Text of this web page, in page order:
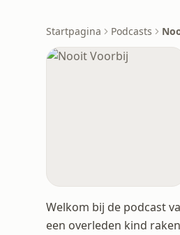
Startpagina Podcasts
Welkom bij de podcast
een overleden kind